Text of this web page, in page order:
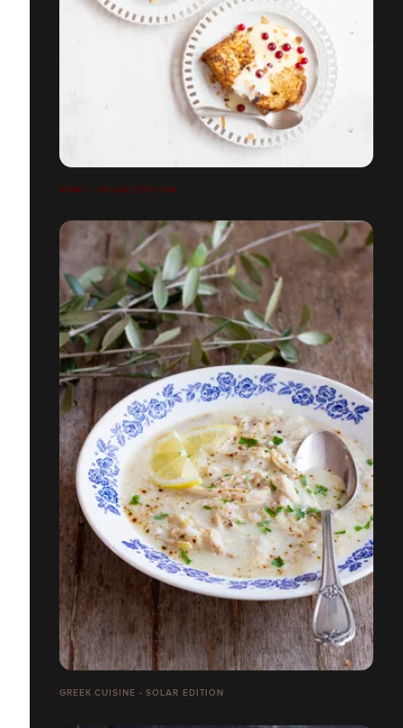
XMAS - SOLAR EDITION
GREEK CUISINE - SOLAR EDITION